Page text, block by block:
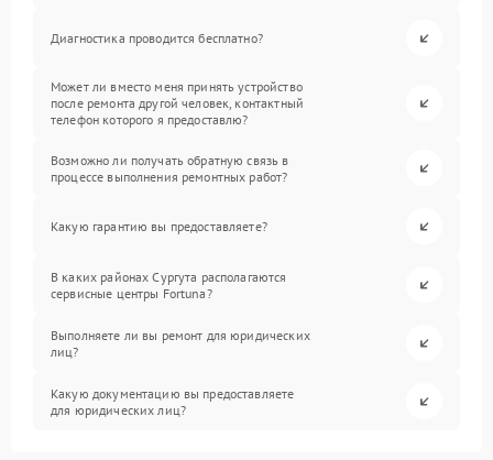
Диагностика проводится бесплатно?
Может ли вместо меня принять устройство
после ремонта другой человек, контактный
телефон которого я предоставлю?
Возможно ли получать обратную связь в
процессе выполнения ремонтных работ?
Какую гарантию вы предоставляете?
В каких районах Сургута располагаются
сервисные центры Fortuna?
Выполняете ли вы ремонт для юридических
лиц?
Какую документацию вы предоставляете
для юридических лиц?